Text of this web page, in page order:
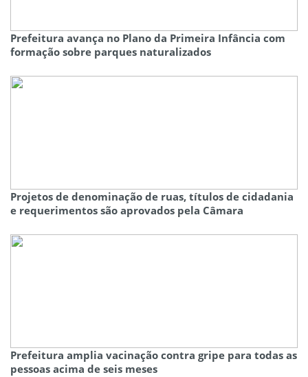
Prefeitura avança no Plano da Primeira Infância com
formação sobre parques naturalizados
Projetos de denominação de ruas, títulos de cidadania
e requerimentos são aprovados pela Câmara
Prefeitura amplia vacinação contra gripe para todas as
pessoas acima de seis meses